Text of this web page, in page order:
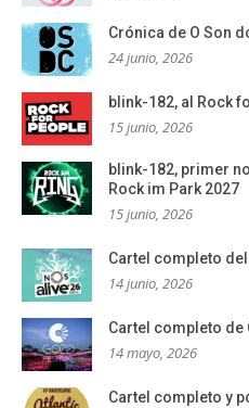
Crónica de O Son
24 junio, 2026
blink-182, al Rock
15 junio, 2026
blink-182, primer
Rock im Park 2027
15 junio, 2026
Cartel completo del
14 junio, 2026
Cartel completo de
14 mayo, 2026
Cartel completo y